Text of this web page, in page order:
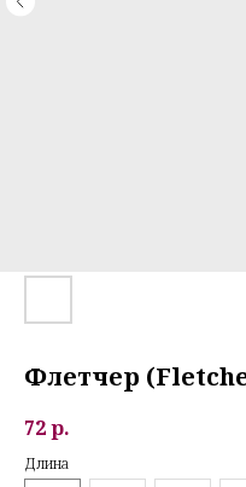
Флетчер
72р.
Длина